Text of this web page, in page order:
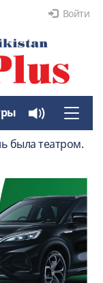
Войти
Toggle
была театром.